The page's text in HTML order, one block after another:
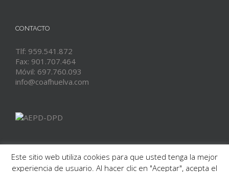
CONTACTO
Tlf: 959.541.872
Fax: 901.707.464
Móvil: 697.760.093
info@coafhuelva.com
Este sitio web utiliza cookies para que usted tenga la mejor
experiencia de usuario. Al hacer clic en "Aceptar", acepta el